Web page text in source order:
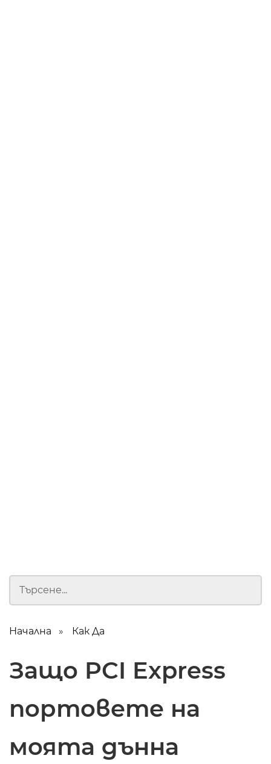
Начална Как Да
Защо PCI Express
портовете на
моята дънна